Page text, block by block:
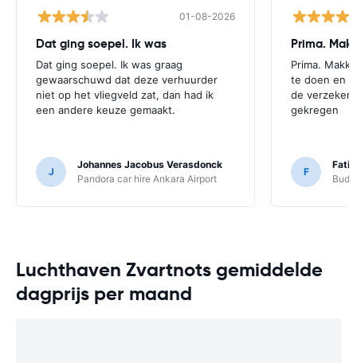
01-08-2026
Dat ging soepel. Ik was
Dat ging soepel. Ik was graag
gewaarschuwd dat deze verhuurder
niet op het vliegveld zat, dan had ik
een andere keuze gemaakt.
J
Johannes Jacobus Verasdonck
Pandora car hire Ankara Airport
Prima.
Prima.
te doen en
de
gekregen
F
Fatih
Luchthaven Zvartnots gemiddelde
dagprijs per maand